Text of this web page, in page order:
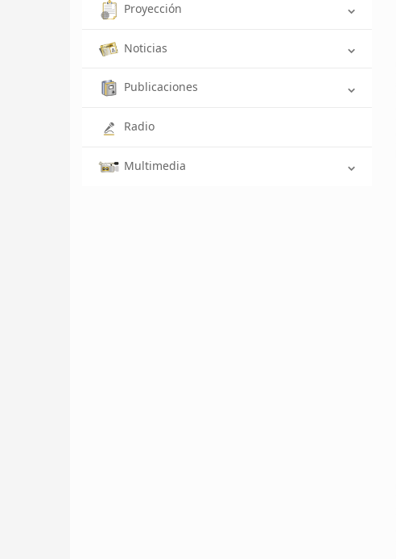
Proyección
Noticias
Publicaciones
Radio
Multimedia